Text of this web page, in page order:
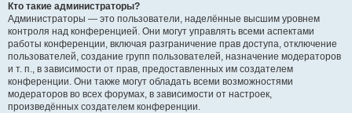
Кто такие администраторы?
Администраторы — это пользователи, наделённые высшим уровнем
контроля над конференцией. Они могут управлять всеми аспектами
работы конференции, включая разграничение прав доступа, отключение
пользователей, создание групп пользователей, назначение модераторов
и т. п., в зависимости от прав, предоставленных им создателем
конференции. Они также могут обладать всеми возможностями
модераторов во всех форумах, в зависимости от настроек,
произведённых создателем конференции.